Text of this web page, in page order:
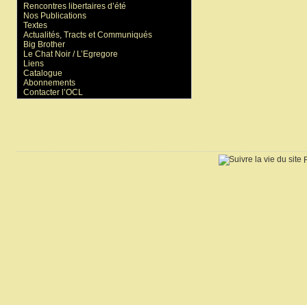
Rencontres libertaires d’été
Nos Publications
Textes
Actualités, Tracts et Communiqués
Big Brother
Le Chat Noir / L’Egregore
Liens
Catalogue
Abonnements
Contacter l’OCL